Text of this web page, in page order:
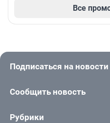
Все
Подписаться на новости
Сообщить новость
Рубрики